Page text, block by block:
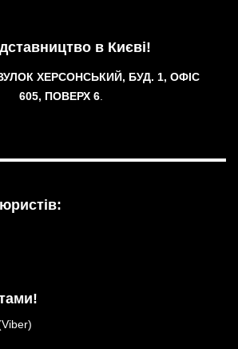
в Києві!
ХЕРСОНСЬКИЙ, БУД. 1, ОФІС
605, ПОВЕРХ 6